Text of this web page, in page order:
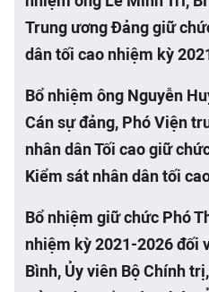
Trung ương Đảng giữ
dân tối cao nhiệm kỳ
Bổ nhiệm ông Nguyễn
Cán sự đảng, Phó Viện
nhân dân Tối cao giữ
Kiểm sát nhân dân tối
Bổ nhiệm giữ chức Phó
nhiệm kỳ 2021-2026 đối
Bình, Ủy viên Bộ Chính